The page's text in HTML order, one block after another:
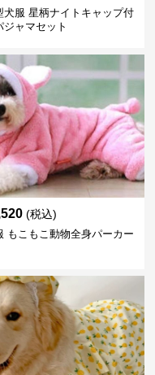
犬服 星柄ナイトキャップ付
ジャマセット
(税込)
もこもこ動物全身パーカー